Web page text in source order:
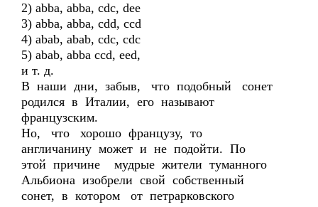
2) abba, abba, cdc, dee
3) abba, abba, cdd, ccd
4) abab, abab, cdc, cdc
5) abab, abba ccd, eed,
и т. д.
В наши дни, забыв, что подобный сонет
родился в Италии, его называют
французским.
Но, что хорошо французу, то
англичанину может и не подойти. По
этой причине мудрые жители туманного
Альбиона изобрели свой собственный
сонет, в котором от петрарковского